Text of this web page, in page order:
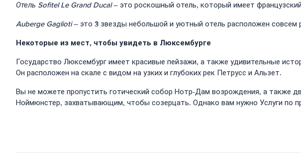
Отель Sofitel Le Grand Ducal– это роскошный отель, который имеет
Auberge Gaglioti– это 3 звезды небольшой и уютный отель расположен
Некоторые из мест, чтобы увидеть в Люксембурге
Государство Люксембург имеет красивые пейзажи, а также удивительные
Он расположен на скале с видом на узких и глубоких рек Петрусс и Альзет.
Вы не можете пропустить готический собор Нотр-Дам возрождения, а также
Ноймюнстер, захватывающим, чтобы созерцать. Однако вам нужно Услуги по